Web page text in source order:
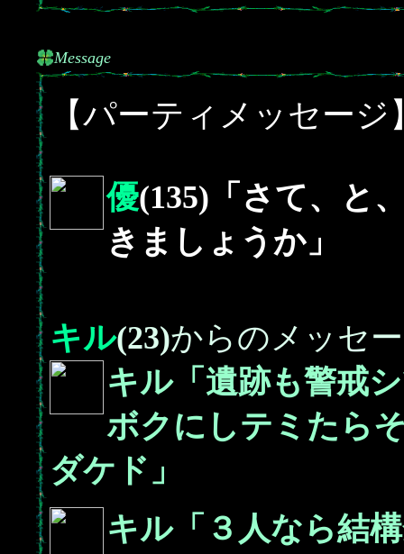
Message
【パーティメッセージ
優(135)「さて、と
きましょうか」
キル(23)からのメッセ
キル「遺跡も警戒
ボクにしテミたら
ダケド」
キル「３人なら結